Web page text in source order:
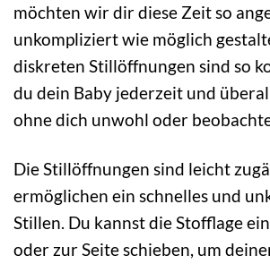
möchten wir dir diese Zeit so
unkompliziert wie möglich
diskreten Stillöffnungen sind so
du dein Baby jederzeit und
ohne dich unwohl oder
Die Stillöffnungen sind leicht
ermöglichen ein schnelles und
Stillen. Du kannst die Stofflage
oder zur Seite schieben, um